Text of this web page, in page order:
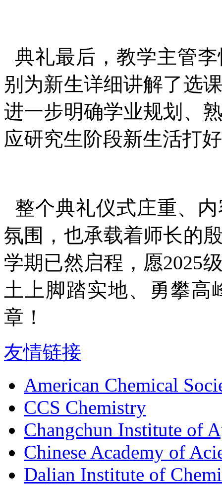
典礼最后，教学主管
别为新生详细讲解了选
进一步明确学业规划、
应研究生阶段新生活打
整个典礼仪式庄重、
氛围，也承载着师长的
学期已然启程，愿2025
土上脚踏实地、勇攀高
章！
友情链接
American Chemical
CCS Chemistry
Changchun Institute of
Chinese Academy of
Dalian Institute of